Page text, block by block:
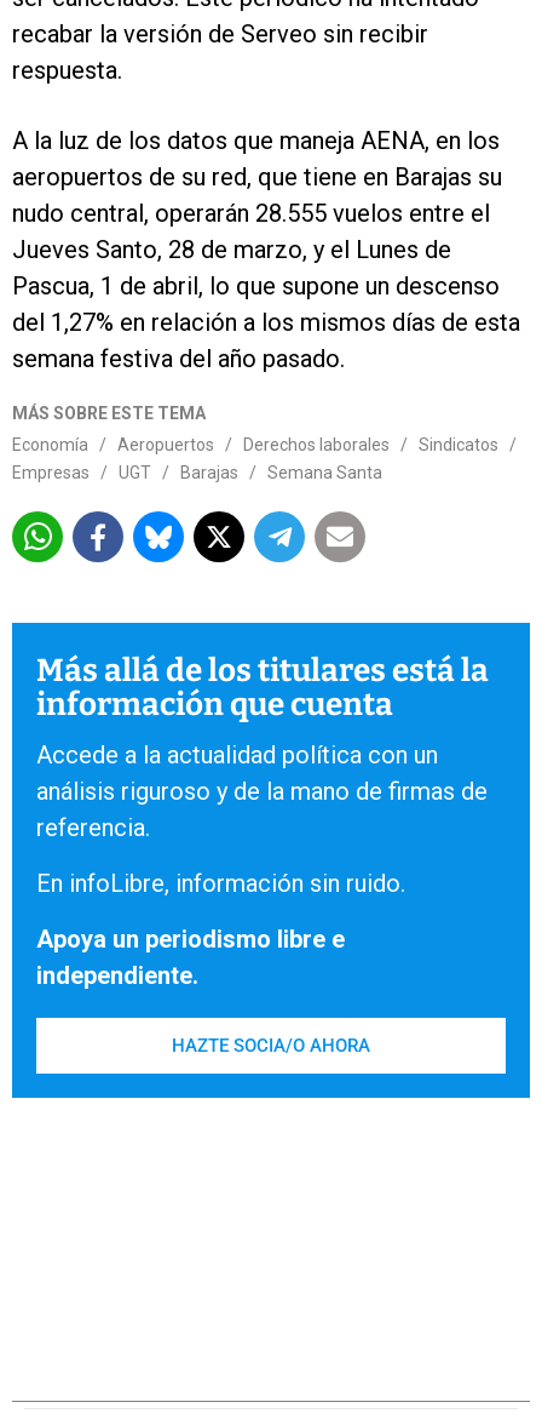
recabar la versión de Serveo sin recibir
respuesta.
A la luz de los datos que maneja AENA, en los
aeropuertos de su red, que tiene en Barajas su
nudo central, operarán 28.555 vuelos entre el
Jueves Santo, 28 de marzo, y el Lunes de
Pascua, 1 de abril, lo que supone un descenso
del 1,27% en relación a los mismos días de esta
semana festiva del año pasado.
MÁS SOBRE ESTE TEMA
Economía
/ Aeropuertos / Derechos laborales / Sindicatos
/
Empresas
/ UGT / Barajas / Semana Santa
Más allá de los titulares está la
información que cuenta
Accede a la actualidad política con un
análisis riguroso y de la mano de firmas de
referencia.
En infoLibre, información sin ruido.
Apoya un periodismo libre e
independiente.
HAZTE SOCIA/O AHORA